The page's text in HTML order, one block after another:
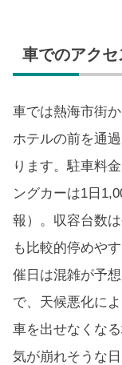
車でのアク
車では熱海市街
ホテルの前を通
ります。駐車料
ングカーは1日
報）。収容台数
も比較的停めや
催日は混雑が予
で、天候悪化に
車を出せなくな
気が崩れそうな